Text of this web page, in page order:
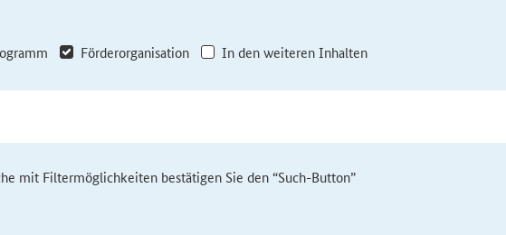
Förderorganisation In den weiteren Inhalten
mit Filtermöglichkeiten bestätigen Sie den “Such-Button”